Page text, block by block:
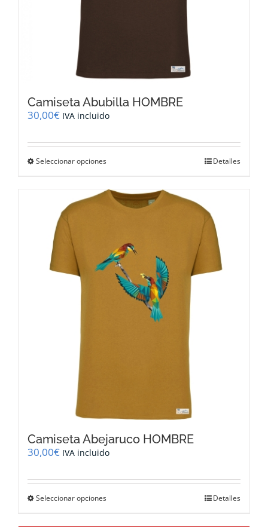
Camiseta Abubilla HOMBRE
30,00€ IVA incluido
Seleccionar opciones
múltiples
variantes.
se
pueden
elegir
en
página
Detalles
Camiseta Abejaruco HOMBRE
30,00€ IVA incluido
Seleccionar opciones Detalles